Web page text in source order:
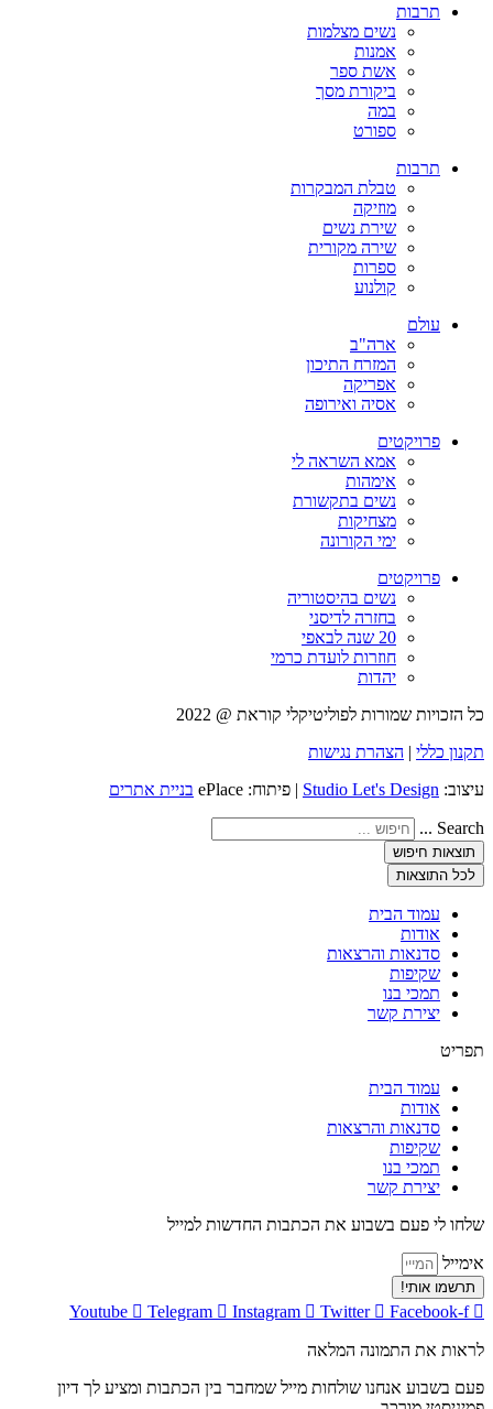
תרבות
נשים מצלמות
אמנות
אשת ספר
ביקורת מסך
במה
ספורט
תרבות
טבלת המבקרות
מוזיקה
שירת נשים
שירה מקורית
ספרות
קולנוע
עולם
ארה"ב
המזרח התיכון
אפריקה
אסיה ואירופה
פרויקטים
אמא השראה לי
אימהות
נשים בתקשורת
מצחיקות
ימי הקורונה
פרויקטים
נשים בהיסטוריה
בחזרה לדיסני
20 שנה לבאפי
חוזרות לועדת כרמי
יהדות
כל הזכויות שמורות לפוליטיקלי קוראת @ 2022
תקנון כללי | הצהרת נגישות
עיצוב: Studio Let's Design | פיתוח: ePlace בניית אתרים
Search ...
תוצאות חיפוש
לכל התוצאות
עמוד הבית
אודות
סדנאות והרצאות
שקיפות
תמכי בנו
יצירת קשר
תפריט
עמוד הבית
אודות
סדנאות והרצאות
שקיפות
תמכי בנו
יצירת קשר
שלחו לי פעם בשבוע את הכתבות החדשות למייל
אימייל
תרשמו אותי!
Youtube Telegram Instagram Twitter Facebook-f
לראות את התמונה המלאה
פעם בשבוע אנחנו שולחות מייל שמחבר בין הכתבות ומציע לך דיון